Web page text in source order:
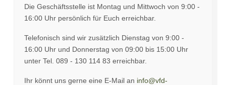
Die Geschäftsstelle ist Montag und Mittwoch von 9:00 -
16:00 Uhr persönlich für Euch erreichbar.
Telefonisch sind wir zusätzlich Dienstag von 9:00 -
16:00 Uhr und Donnerstag von 09:00 bis 15:00 Uhr
unter Tel. 089 - 130 114 83 erreichbar.
Ihr könnt uns gerne eine E-Mail an info@vfd-